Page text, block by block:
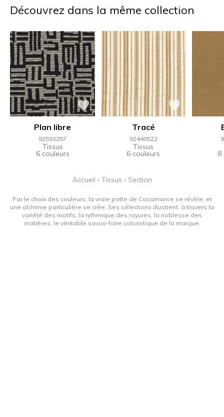
Découvrez dans la même collection
Plan libre
92530257
Tissus
6 couleurs
Tracé
92440522
Tissus
6 couleurs 8
Accueil › Tissus › Section
Par le choix des couleurs, la vraie patte de Casamance se révèle, et
une alchimie particulière se crée. Ses sélections illustrent, à travers la
variété des motifs, la rythmique des rayures, la noblesse des
matières, le véritable savoir-faire coloristique de la marque.